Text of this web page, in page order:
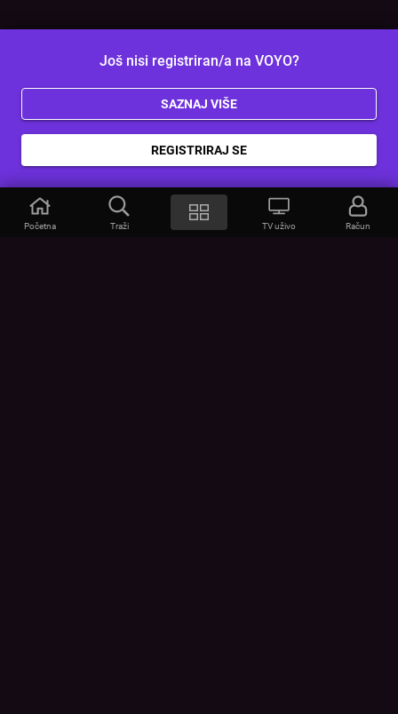
Početna Traži TV uživo Račun
Još nisi registriran/a na VOYO?
SAZNAJ VIŠE
REGISTRIRAJ SE